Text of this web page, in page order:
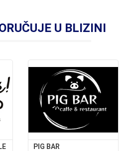
U BLIZINI
PIG BAR